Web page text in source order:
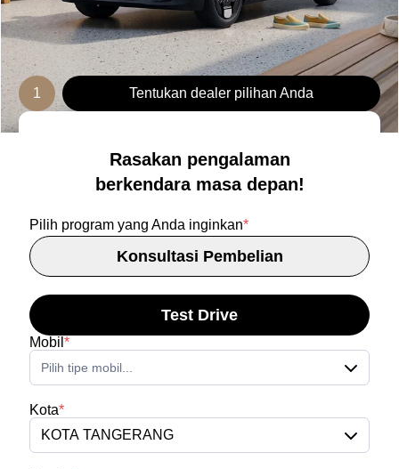
1 Tentukan dealer pilihan Anda
Rasakan pengalaman
berkendara masa depan!
Pilih program yang Anda inginkan*
Konsultasi Pembelian
Test Drive
Mobil *
Pilih tipe mobil...
Kota*
KOTA TANGERANG